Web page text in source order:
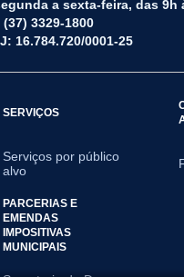
a sexta-feira, das 9h
(37) 3329-1800
16.784.720/0001-25
SERVIÇOS
Serviços por público
alvo
PARCERIAS E
EMENDAS
IMPOSITIVAS
MUNICIPAIS